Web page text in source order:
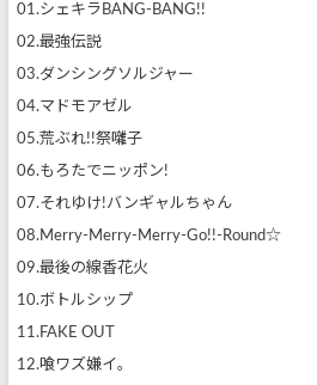
01.シェキラBANG-BANG!!
02.最強伝説
03.ダンシングソルジャー
04.マドモアゼル
05.荒ぶれ!!祭囃子
06.もろたでニッポン!
07.それゆけ!バンギャルちゃん
08.Merry-Merry-Merry-Go!!-Round☆
09.最後の線香花火
10.ボトルシップ
11.FAKE OUT
12.喰ワズ嫌イ。